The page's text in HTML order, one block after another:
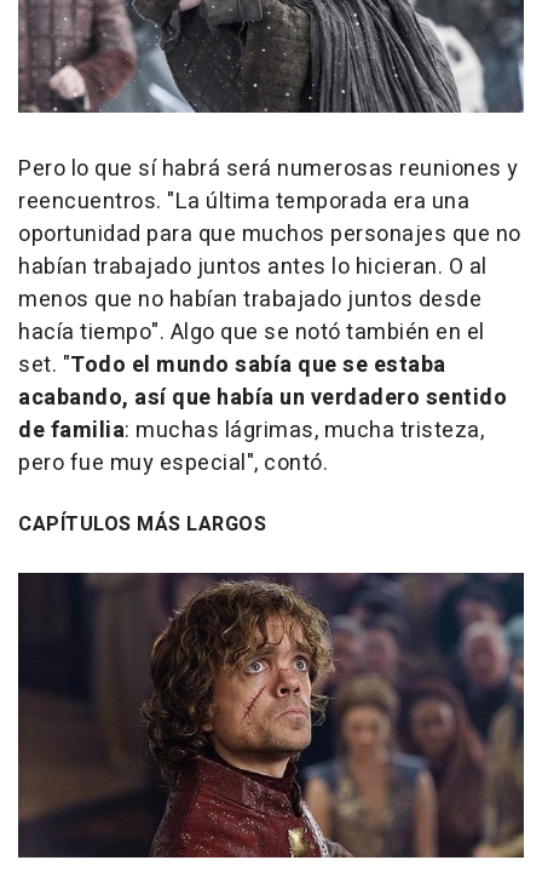
Pero lo que sí habrá será numerosas reuniones y
reencuentros. "La última temporada era una
oportunidad para que muchos personajes que no
habían trabajado juntos antes lo hicieran. O al
menos que no habían trabajado juntos desde
hacía tiempo". Algo que se notó también en el
set. "Todo el mundo sabía que se estaba
acabando, así que había un verdadero sentido
de familia: muchas lágrimas, mucha tristeza,
pero fue muy especial", contó.
CAPÍTULOS MÁS LARGOS